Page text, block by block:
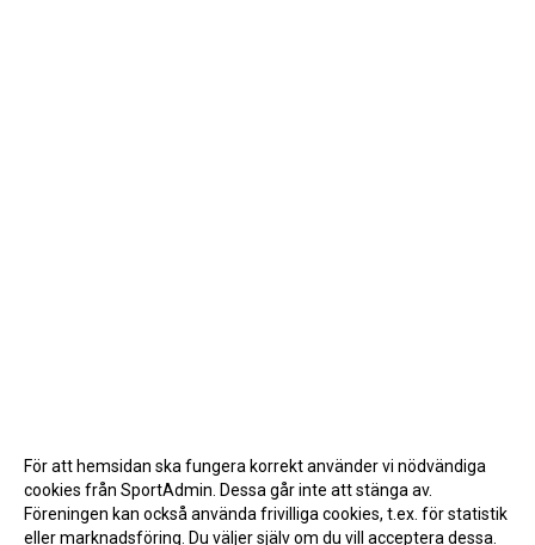
För att hemsidan ska fungera korrekt använder vi nödvändiga
cookies från SportAdmin. Dessa går inte att stänga av.
Föreningen kan också använda frivilliga cookies, t.ex. för statistik
eller marknadsföring. Du väljer själv om du vill acceptera dessa.